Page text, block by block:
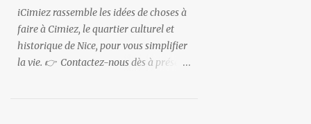
iCimiez rassemble les idées de choses à
faire à Cimiez, le quartier culturel et
historique de Nice, pour vous simplifier
la vie. 👉 Contactez-nous dès à présent